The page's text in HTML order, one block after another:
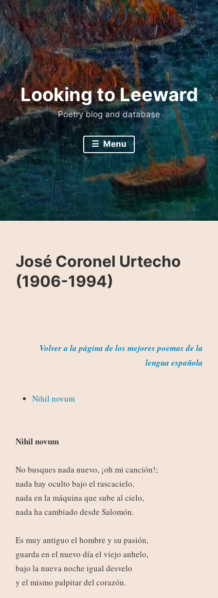
Skip
to
content
Looking to Leeward
Poetry blog and database
Menu
José Coronel Urtecho
(1906-1994)
Volver a la página de los mejores poemas de la
lengua española
Nihil novum
Nihil novum
No busques nada nuevo, ¡oh mi canción!;
nada hay oculto bajo el rascacielo,
nada en la máquina que sube al cielo,
nada ha cambiado desde Salomón.
Es muy antiguo el hombre y su pasión,
guarda en el nuevo día el viejo anhelo,
bajo la nueva noche igual desvelo
y el mismo palpitar del corazón.